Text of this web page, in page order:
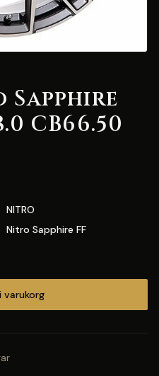
Sapphire
CB66.50
NITRO
Nitro Sapphire FF
varukorg